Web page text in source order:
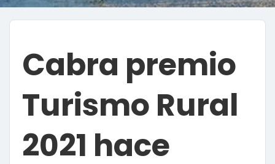
Cabra premio
Turismo Rural
2021 hace